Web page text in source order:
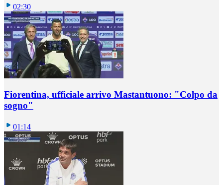
02:30
Fiorentina, ufficiale arrivo Mastantuono: "Colpo da
sogno"
01:14